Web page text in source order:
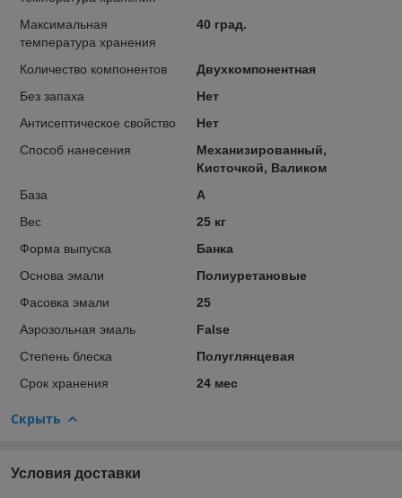
Максимальная
температура хранения
40 град.
Количество компонентов
Двухкомпонентная
Без запаха
Нет
Антисептическое свойство
Нет
Способ нанесения
Механизированный,
Кисточкой, Валиком
База
А
Вес
25 кг
Форма выпуска
Банка
Основа эмали
Полиуретановые
Фасовка эмали
25
Аэрозольная эмаль
False
Степень блеска
Полуглянцевая
Срок хранения
24 мес
Скрыть
Условия доставки